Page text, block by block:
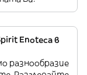
Enoteca в
разнообразие